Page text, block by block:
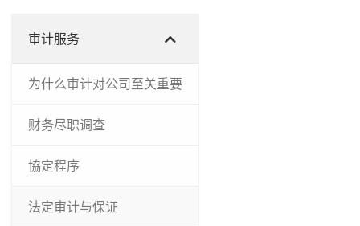
审计服务
为什么审计对公司至关重要
财务尽职调查
協定程序
法定审计与保证